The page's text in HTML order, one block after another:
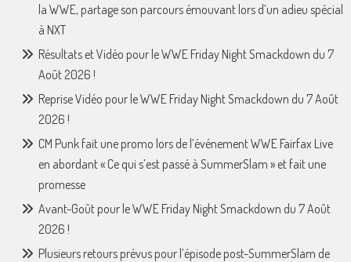
la WWE, partage son parcours émouvant lors d’un adieu spécial
à NXT
Résultats et Vidéo pour le WWE Friday Night Smackdown du 7
Août 2026 !
Reprise Vidéo pour le WWE Friday Night Smackdown du 7 Août
2026 !
CM Punk fait une promo lors de l’événement WWE Fairfax Live
en abordant « Ce qui s’est passé à SummerSlam » et fait une
promesse
Avant-Goût pour le WWE Friday Night Smackdown du 7 Août
2026 !
Plusieurs retours prévus pour l’épisode post-SummerSlam de